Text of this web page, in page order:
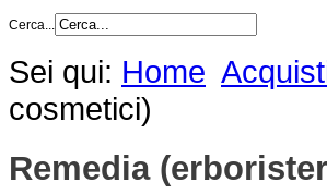
Cerca...
Sei qui: Home
cosmetici)
Remedia